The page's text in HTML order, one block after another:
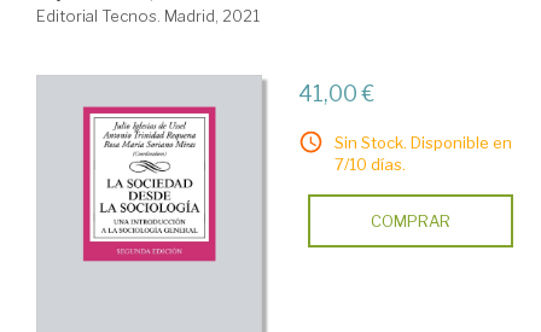
Editorial Tecnos. Madrid, 2021
41,00 €
Sin Stock. Disponible en
7/10 días.
COMPRAR